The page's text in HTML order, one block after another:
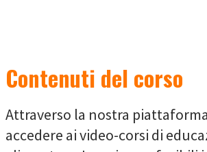
Contenuti del corso
Attraverso la nostra
accedere ai video-corsi di